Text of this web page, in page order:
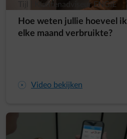
Tijl | Klantenadviseur ENGIE
Hoe weten jullie hoeveel ik
elke maand verbruikte?
arrow-play-fwd Video bekijken